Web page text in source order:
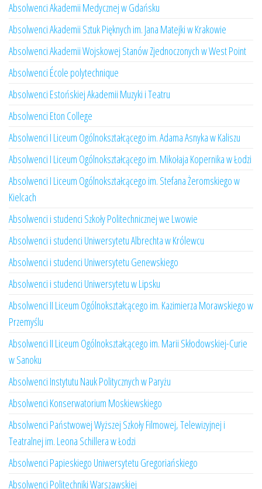
Absolwenci Akademii Medycznej w Gdańsku
Absolwenci Akademii Sztuk Pięknych im. Jana Matejki w Krakowie
Absolwenci Akademii Wojskowej Stanów Zjednoczonych w West Point
Absolwenci École polytechnique
Absolwenci Estońskiej Akademii Muzyki i Teatru
Absolwenci Eton College
Absolwenci I Liceum Ogólnokształcącego im. Adama Asnyka w Kaliszu
Absolwenci I Liceum Ogólnokształcącego im. Mikołaja Kopernika w Łodzi
Absolwenci I Liceum Ogólnokształcącego im. Stefana Żeromskiego w
Kielcach
Absolwenci i studenci Szkoły Politechnicznej we Lwowie
Absolwenci i studenci Uniwersytetu Albrechta w Królewcu
Absolwenci i studenci Uniwersytetu Genewskiego
Absolwenci i studenci Uniwersytetu w Lipsku
Absolwenci II Liceum Ogólnokształcącego im. Kazimierza Morawskiego w
Przemyślu
Absolwenci II Liceum Ogólnokształcącego im. Marii Skłodowskiej-Curie
w Sanoku
Absolwenci Instytutu Nauk Politycznych w Paryżu
Absolwenci Konserwatorium Moskiewskiego
Absolwenci Państwowej Wyższej Szkoły Filmowej, Telewizyjnej i
Teatralnej im. Leona Schillera w Łodzi
Absolwenci Papieskiego Uniwersytetu Gregoriańskiego
Absolwenci Politechniki Warszawskiej